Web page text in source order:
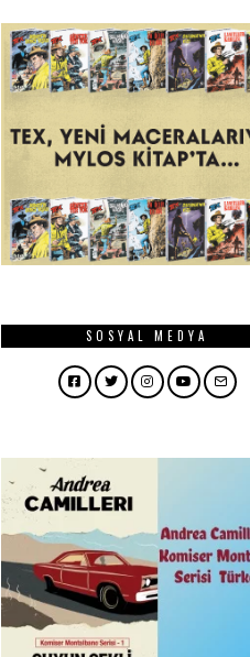
SOSYAL MEDYA
Facebook
TwitterInstagram
YouTube
Email